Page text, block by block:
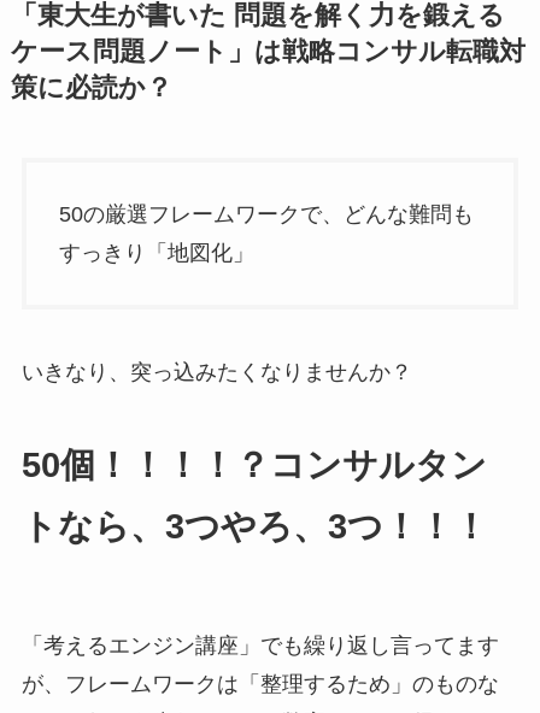
「東大生が書いた 問題を解く力を鍛える
ケース問題ノート」は戦略コンサル転職対
策に必読か？
50の厳選フレームワークで、どんな難問も
すっきり「地図化」
いきなり、突っ込みたくなりませんか？
50個！！！！？コンサルタン
トなら、3つやろ、3つ！！！
「考えるエンジン講座」でも繰り返し言ってます
が、フレームワークは「整理するため」のものな